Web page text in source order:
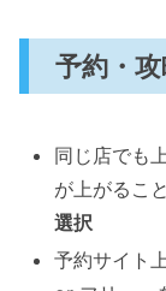
予約・
同じ店でも
が上がるこ
選択
予約サイト